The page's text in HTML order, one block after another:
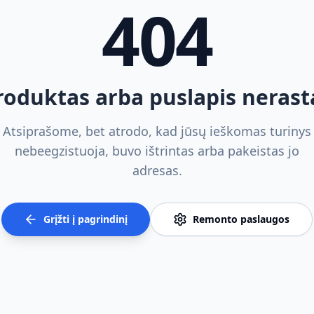
404
arba puslapis
Atsiprašome, bet atrodo, kad jūsų ieškomas turinys
nebeegzistuoja, buvo ištrintas arba pakeistas jo
adresas.
Grįžti į pagrindinį Remonto paslaugos